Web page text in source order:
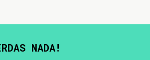
NADA!